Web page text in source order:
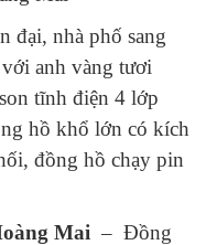
đại, nhà phố sang
anh vàng tươi
tĩnh điện 4 lớp
hồ khổ lớn có kích
đồng hồ chạy pin
Mai – Đồng